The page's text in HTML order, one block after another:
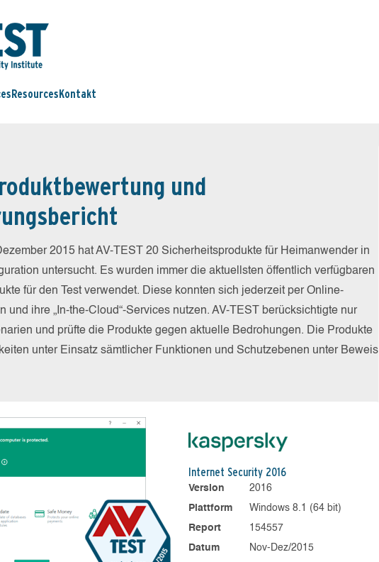
Resources Kontakt
und
2015 hat AV-TEST 20 Sicherheitsprodukte für Heimanwender in
untersucht. Es wurden immer die aktuellsten öffentlich verfügbaren
für den Test verwendet. Diese konnten sich jederzeit per Online-
und ihre „In-the-Cloud“-Services nutzen. AV-TEST berücksichtigte nur
und prüfte die Produkte gegen aktuelle Bedrohungen. Die Produkte
unter Einsatz sämtlicher Funktionen und Schutzebenen unter Beweis
Internet Security 2016
Version
2016
Plattform
Windows 8.1 (64 bit)
Report
154557
Datum
Nov-Dez/2015